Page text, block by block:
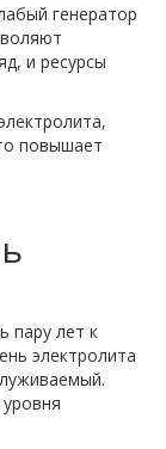
генератор
и ресурсы
повышает
пару лет к
электролита